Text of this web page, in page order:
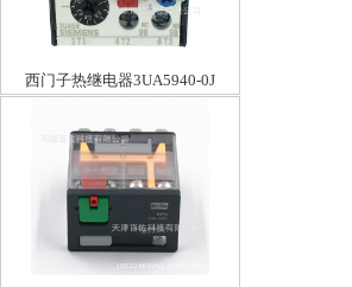
西门子热继电器3UA5940-0J